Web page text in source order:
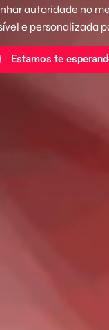
autoridade no
e personalizada
Estamos te